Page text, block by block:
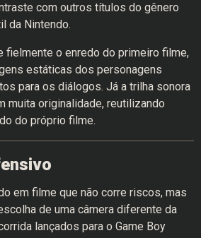
com outros títulos do gênero
da Nintendo.
fielmente o enredo do primeiro filme,
estáticas dos personagens
para os diálogos. Já a trilha sonora
muita originalidade, reutilizando
do próprio filme.
em filme que não corre riscos, mas
de uma câmera diferente da
lançados para o Game Boy